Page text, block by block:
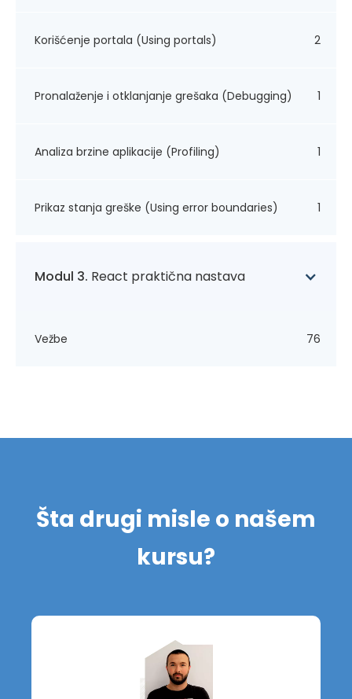
Korišćenje portala (Using portals) 2
Pronalaženje i otklanjanje grešaka (Debugging) 1
Analiza brzine aplikacije (Profiling) 1
Prikaz stanja greške (Using error boundaries) 1
Modul 3. React praktična nastava
Vežbe 76
Šta drugi misle o našem
kursu?